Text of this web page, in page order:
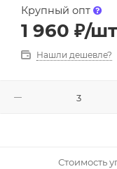
Крупный опт
1 960 ₽/шт
Нашли дешевле?
Стоимость